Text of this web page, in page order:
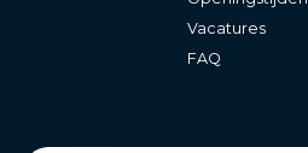
Vacatures
FAQ